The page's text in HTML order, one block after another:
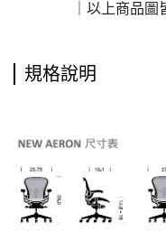
｜以上商品圖
規格說明